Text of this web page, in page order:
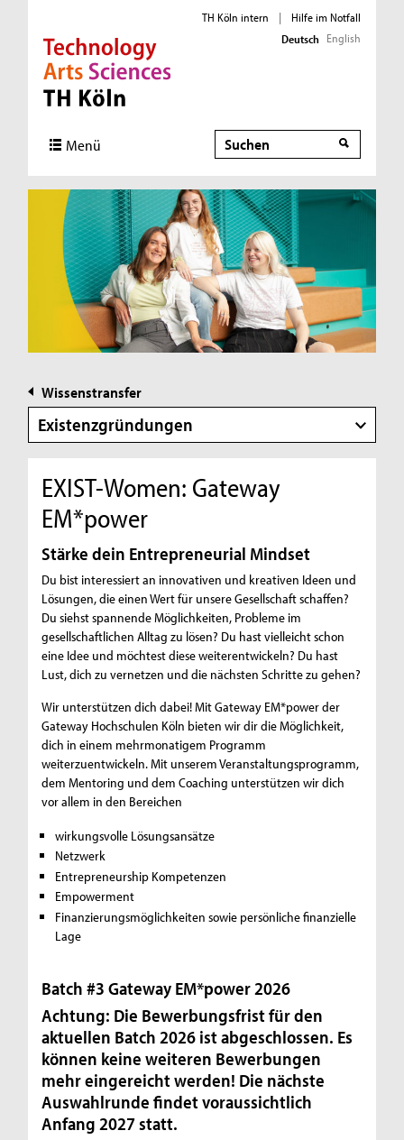
Direkt zur Hauptnavigation
Direkt zur Subnavigation
Direkt zum Inhalt
Direkt zum Fußbereich
TH Köln intern |
Hilfe im Notfall
Deutsch English
Menü Suche
Wissenstransfer
Existenzgründungen
EXIST-Women: Gateway
EM*power
Stärke dein Entrepreneurial Mindset
Du bist interessiert an innovativen und kreativen Ideen und
Lösungen, die einen Wert für unsere Gesellschaft schaffen?
Du siehst spannende Möglichkeiten, Probleme im
gesellschaftlichen Alltag zu lösen? Du hast vielleicht schon
eine Idee und möchtest diese weiterentwickeln? Du hast
Lust, dich zu vernetzen und die nächsten Schritte zu gehen?
Wir unterstützen dich dabei! Mit Gateway EM*power der
Gateway Hochschulen Köln bieten wir dir die Möglichkeit,
dich in einem mehrmonatigem Programm
weiterzuentwickeln. Mit unserem Veranstaltungsprogramm,
dem Mentoring und dem Coaching unterstützen wir dich
vor allem in den Bereichen
wirkungsvolle Lösungsansätze
Netzwerk
Entrepreneurship Kompetenzen
Empowerment
Finanzierungsmöglichkeiten sowie persönliche finanzielle
Lage
Batch #3 Gateway EM*power 2026
Achtung: Die Bewerbungsfrist für den
aktuellen Batch 2026 ist abgeschlossen. Es
können keine weiteren Bewerbungen
mehr eingereicht werden! Die nächste
Auswahlrunde findet voraussichtlich
Anfang 2027 statt.